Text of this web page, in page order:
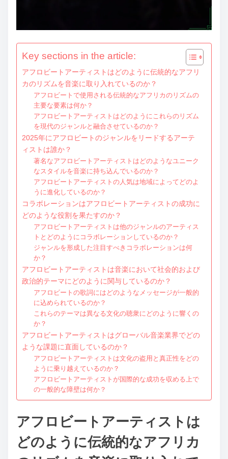
Key sections in the article:
アフロビートアーティストはどのように伝統的なアフリ
カのリズムを音楽に取り入れているのか？
アフロビートで使用される伝統的なアフリカのリズムの
主要な要素は何か？
アフロビートアーティストはどのようにこれらのリズム
を現代のジャンルと融合させているのか？
2025年にアフロビートのジャンルをリードするアーテ
ィストは誰か？
著名なアフロビートアーティストはどのようなユニーク
なスタイルを音楽に持ち込んでいるのか？
アフロビートアーティストの人気は地域によってどのよ
うに進化しているのか？
コラボレーションはアフロビートアーティストの成功に
どのような役割を果たすのか？
アフロビートアーティストは他のジャンルのアーティス
トとどのようにコラボレーションしているのか？
ジャンルを形成した注目すべきコラボレーションは何
か？
アフロビートアーティストは音楽において社会的および
政治的テーマにどのように関与しているのか？
アフロビートの歌詞にはどのようなメッセージが一般的
に込められているのか？
これらのテーマは異なる文化の聴衆にどのように響くの
か？
アフロビートアーティストはグローバル音楽業界でどの
ような課題に直面しているのか？
アフロビートアーティストは文化の盗用と真正性をどの
ように乗り越えているのか？
アフロビートアーティストが国際的な成功を収める上で
の一般的な障壁は何か？
アフロビートアーティストは
どのように伝統的なアフリカ